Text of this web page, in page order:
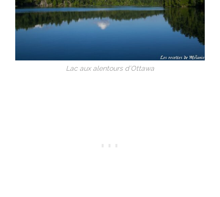
Lac aux alentours d’Ottawa